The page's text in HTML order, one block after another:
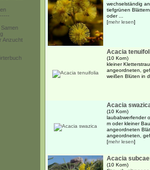
Anzucht
wechselständig
tiefgrünen
oder ...
[mehr lesen]
Acacia
(10 Korn)
kleiner
angeordneten,
weißen Blüten in
Acacia
(10 Korn)
laubabwerfender
m oder kleiner
angeordneten
angeordneten,
[mehr lesen]
Acacia
(10 Korn)